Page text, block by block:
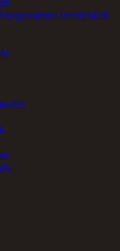
kapcsolatos információ